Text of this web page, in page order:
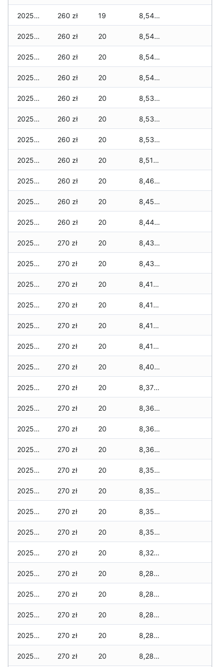
2025-12-21 260 zł 19 8,540 zł
2025-12-20 260 zł 20 8,540 zł
2025-12-19 260 zł 20 8,540 zł
2025-12-18 260 zł 20 8,540 zł
2025-12-17 260 zł 20 8,530 zł
2025-12-16 260 zł 20 8,530 zł
2025-12-15 260 zł 20 8,530 zł
2025-12-14 260 zł 20 8,510 zł
2025-12-13 260 zł 20 8,460 zł
2025-12-12 260 zł 20 8,450 zł
2025-12-11 260 zł 20 8,440 zł
2025-12-10 270 zł 20 8,430 zł
2025-12-09 270 zł 20 8,430 zł
2025-12-08 270 zł 20 8,410 zł
2025-12-07 270 zł 20 8,410 zł
2025-12-06 270 zł 20 8,410 zł
2025-12-05 270 zł 20 8,410 zł
2025-12-04 270 zł 20 8,400 zł
2025-12-03 270 zł 20 8,370 zł
2025-12-02 270 zł 20 8,360 zł
2025-12-01 270 zł 20 8,360 zł
2025-11-30 270 zł 20 8,360 zł
2025-11-29 270 zł 20 8,350 zł
2025-11-28 270 zł 20 8,350 zł
2025-11-27 270 zł 20 8,350 zł
2025-11-26 270 zł 20 8,350 zł
2025-11-25 270 zł 20 8,320 zł
2025-11-24 270 zł 20 8,280 zł
2025-11-23 270 zł 20 8,280 zł
2025-11-22 270 zł 20 8,280 zł
2025-11-21 270 zł 20 8,280 zł
2025-11-20 270 zł 20 8,280 zł